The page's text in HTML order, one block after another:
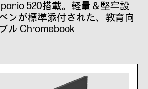
520搭載。軽量＆堅牢設
ンが標準添付された、教育向
ル Chromebook